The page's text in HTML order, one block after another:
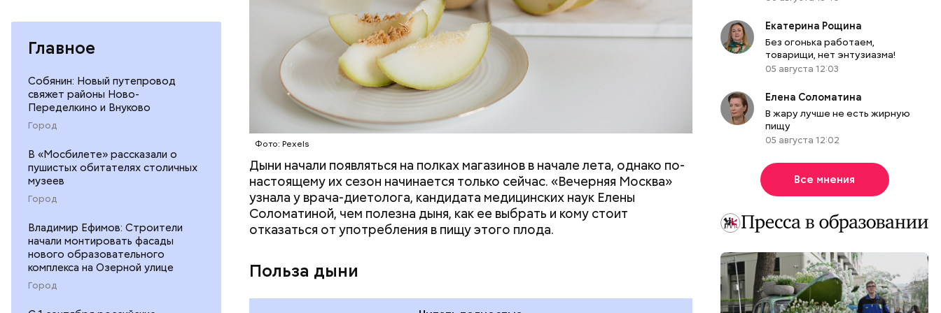
Главное
Собянин: Новый путепровод
свяжет районы Ново-
Переделкино и Внуково
Город
В «Мосбилете» рассказали о
пушистых обитателях столичных
музеев
Город
Владимир Ефимов: Строители
начали монтировать фасады
нового образовательного
комплекса на Озерной улице
Город
Фото: Pexels
Дыни начали появляться на полках магазинов в начале лета, однако по-
настоящему их сезон начинается только сейчас. «Вечерняя Москва»
узнала у врача-диетолога, кандидата медицинских наук Елены
Соломатиной, чем полезна дыня, как ее выбрать и кому стоит
отказаться от употребления в пищу этого плода.
Польза дыни
— Если человек уже болеет мочекаменной болезнью, щавель ему не
рекомендуется. При артрите, гастрите, холецистите, синдроме
раздраженного кишечника, язвах и панкреатите продукт тоже лучше
исключить из рациона, — предупредила врач. — Он может привести к
повышению кислотности желудка и раздражать слизистые оболочки.
Екатерина Рощина
Без огонька работаем,
товарищи, нет энтузиазма!
05 августа 12:03
Елена Соломатина
В жару лучше не есть жирную
пищу
05 августа 12:02
Все мнения